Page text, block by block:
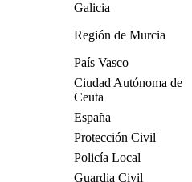
Galicia
Región de Murcia
País Vasco
Ciudad Autónoma de
Ceuta
España
Protección Civil
Policía Local
Guardia Civil